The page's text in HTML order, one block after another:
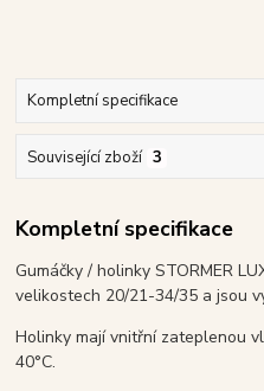
Kompletní specifikace
Související zboží 3
Kompletní specifikace
Gumáčky / holinky STORMER
velikostech 20/21-34/35 a jsou
Holinky mají vnitřní zateplenou
40°C.